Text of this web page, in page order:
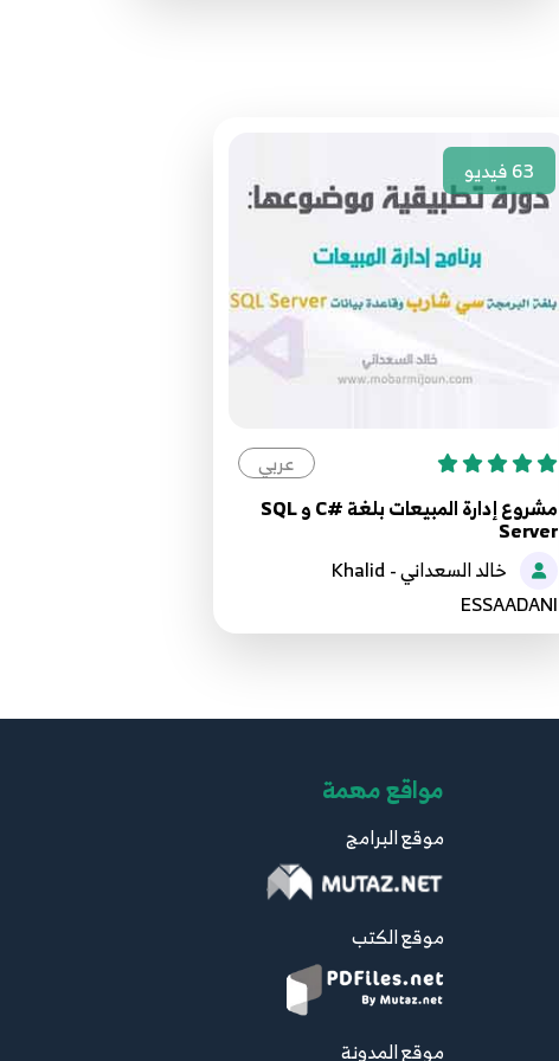
35
التحميل Overloading وتعدد الأشكال
Polymorphisme
9:09
27.27. البرمجة الكائنية OOP - الواجهات
14:36
37Delegates - الجزء الأول
38Delegates - الجزء الثاني
10:34
Events - الجزء الأول
7:31
63فيديو
عربي
مشروع إدارة المبيعات بلغة #C و SQL
Server
خالد السعداني - Khalid
ESSAADANI
مواقع مهمة
موقع البرامج
موقع الكتب
موقع المدونة